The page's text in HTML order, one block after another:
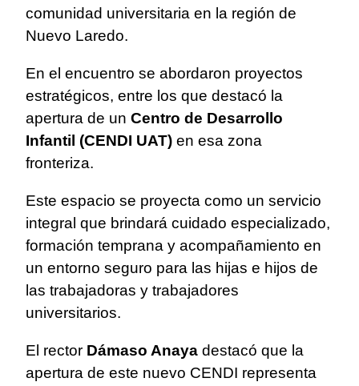
comunidad universitaria en la región de
Nuevo Laredo.
En el encuentro se abordaron proyectos
estratégicos, entre los que destacó la
apertura de un Centro de Desarrollo
Infantil (CENDI UAT) en esa zona
fronteriza.
Este espacio se proyecta como un servicio
integral que brindará cuidado especializado,
formación temprana y acompañamiento en
un entorno seguro para las hijas e hijos de
las trabajadoras y trabajadores
universitarios.
El rector Dámaso Anaya destacó que la
apertura de este nuevo CENDI representa